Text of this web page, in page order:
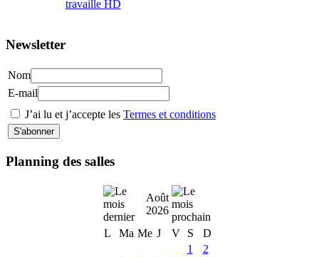
Newsletter
Nom
E-mail
J’ai lu et j’accepte les Termes et conditions
Planning des salles
Août
2026
L
Ma Me J V S
D
1
2